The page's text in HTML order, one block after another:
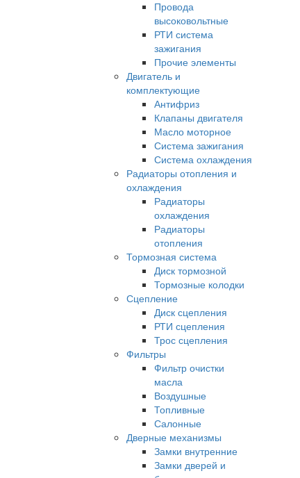
Провода
высоковольтные
РТИ система
зажигания
Прочие элементы
Двигатель и
комплектующие
Антифриз
Клапаны двигателя
Масло моторное
Система зажигания
Система охлаждения
Радиаторы отопления и
охлаждения
Радиаторы
охлаждения
Радиаторы
отопления
Тормозная система
Диск тормозной
Тормозные колодки
Сцепление
Диск сцепления
РТИ сцепления
Трос сцепления
Фильтры
Фильтр очистки
масла
Воздушные
Топливные
Салонные
Дверные механизмы
Замки внутренние
Замки дверей и